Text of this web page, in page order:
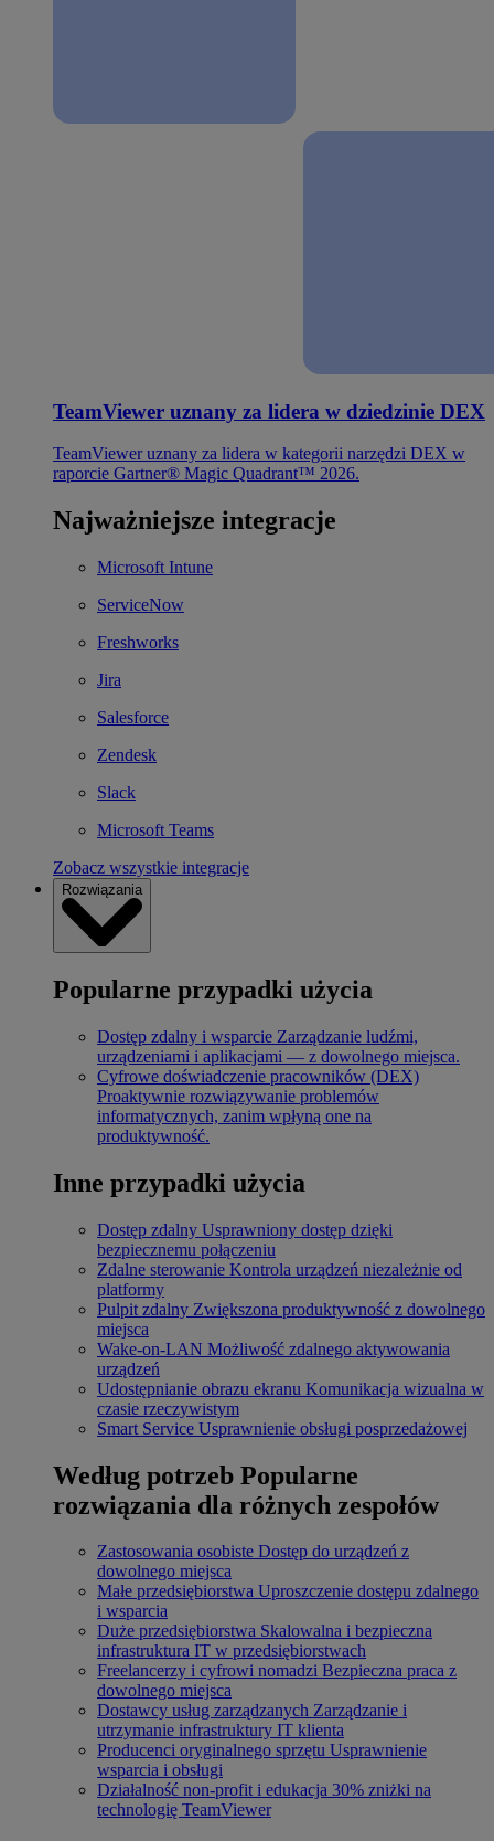
TeamViewer uznany za lidera w dziedzinie DEX
TeamViewer uznany za lidera w kategorii narzędzi DEX w
raporcie Gartner® Magic Quadrant™ 2026.
Najważniejsze integracje
Microsoft Intune
ServiceNow
Freshworks
Jira
Salesforce
Zendesk
Slack
Microsoft Teams
Zobacz wszystkie integracje
Rozwiązania
Popularne przypadki użycia
Dostęp zdalny i wsparcie Zarządzanie ludźmi,
urządzeniami i aplikacjami — z dowolnego miejsca.
Cyfrowe doświadczenie pracowników (DEX)
Proaktywnie rozwiązywanie problemów
informatycznych, zanim wpłyną one na
produktywność.
Inne przypadki użycia
Dostęp zdalny Usprawniony dostęp dzięki
bezpiecznemu połączeniu
Zdalne sterowanie Kontrola urządzeń niezależnie od
platformy
Pulpit zdalny Zwiększona produktywność z dowolnego
miejsca
Wake-on-LAN Możliwość zdalnego aktywowania
urządzeń
Udostępnianie obrazu ekranu Komunikacja wizualna w
czasie rzeczywistym
Smart Service Usprawnienie obsługi posprzedażowej
Według potrzeb Popularne
rozwiązania dla różnych zespołów
Zastosowania osobiste Dostęp do urządzeń z
dowolnego miejsca
Małe przedsiębiorstwa Uproszczenie dostępu zdalnego
i wsparcia
Duże przedsiębiorstwa Skalowalna i bezpieczna
infrastruktura IT w przedsiębiorstwach
Freelancerzy i cyfrowi nomadzi Bezpieczna praca z
dowolnego miejsca
Dostawcy usług zarządzanych Zarządzanie i
utrzymanie infrastruktury IT klienta
Producenci oryginalnego sprzętu Usprawnienie
wsparcia i obsługi
Działalność non-profit i edukacja 30% zniżki na
technologię TeamViewer